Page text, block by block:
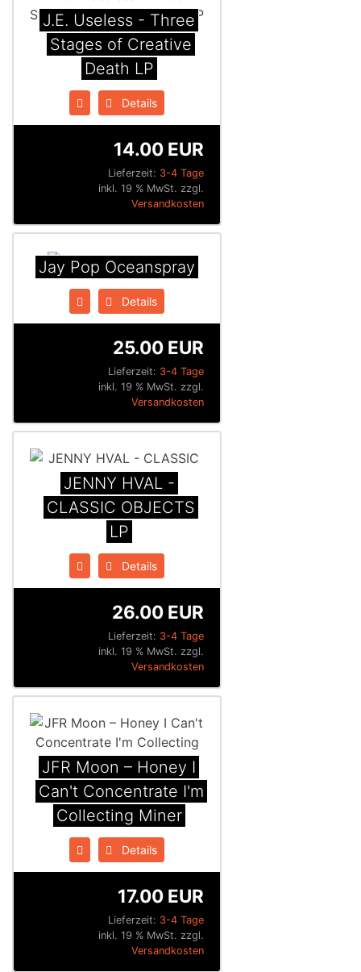
J.E. Useless - Three
Stages of Creative
Death LP
Details
Lieferzeit: 3-4 Tage
14.00 EUR
inkl. 19 % MwSt. zzgl.
Versandkosten
Jay Pop Oceanspray
Details
Lieferzeit: 3-4 Tage
25.00 EUR
inkl. 19 % MwSt. zzgl.
Versandkosten
JENNY HVAL -
CLASSIC OBJECTS
LP
Details
Lieferzeit: 3-4 Tage
26.00 EUR
inkl. 19 % MwSt. zzgl.
Versandkosten
JFR Moon ‎– Honey I
Can't Concentrate I'm
Collecting Miner
Details
Lieferzeit: 3-4 Tage
17.00 EUR
inkl. 19 % MwSt. zzgl.
Versandkosten